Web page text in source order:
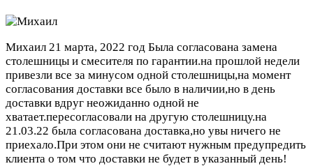
Михаил 21 марта, 2022 год Была согласована замена
столешницы и смесителя по гарантии.на прошлой недели
привезли все за минусом одной столешницы,на момент
согласования доставки все было в наличии,но в день
доставки вдруг неожиданно одной не
хватает.пересогласовали на другую столешницу.на
21.03.22 была согласована доставка,но увы ничего не
приехало.При этом они не считают нужным предупредить
клиента о том что доставки не будет в указанный день!